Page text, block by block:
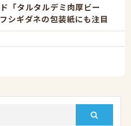
「タルタルデミ肉厚ビー
シギダネの包装紙にも注目